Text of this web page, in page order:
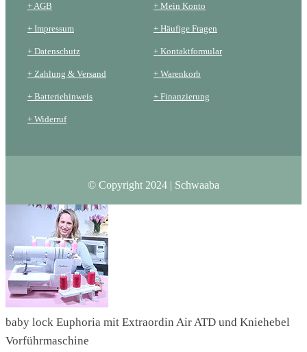
+ AGB
+ Impressum
+ Datenschutz
+ Zahlung & Versand
+ Batteriehinweis
+ Widerruf
+ Mein Konto
+ Häufige Fragen
+ Kontaktformular
+ Warenkorb
+ Finanzierung
© Copyright 2024 | Schwaaba
baby lock Euphoria mit Extraordin Air ATD und Kniehebel
Vorführmaschine